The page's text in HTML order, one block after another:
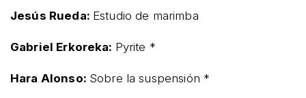
Jesús Rueda: Estudio de marimba
Gabriel Erkoreka: Pyrite *
Hara Alonso: Sobre la suspensión *